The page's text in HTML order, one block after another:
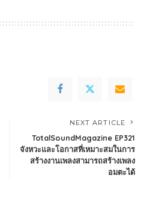
NEXT ARTICLE
TotalSoundMagazine EP321
จังหวะและโอกาสที่เหมาะสมในการ
สร้างงานเพลงสามารถสร้างเพลง
อมตะได้